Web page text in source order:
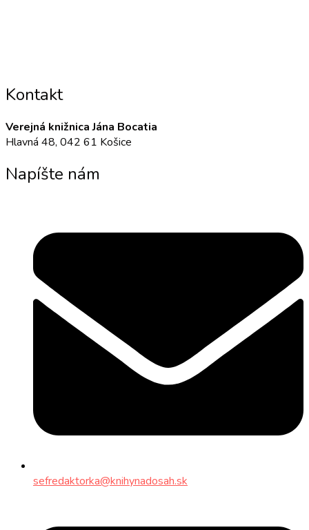
Kontakt
Verejná knižnica Jána Bocatia
Hlavná 48, 042 61 Košice
Napíšte nám
sefredaktorka@knihynadosah.sk